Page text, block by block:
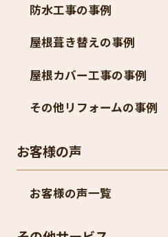
防水工事の事例
屋根葺き替えの事例
屋根カバー工事の事例
その他リフォームの事例
お客様の声
お客様の声一覧